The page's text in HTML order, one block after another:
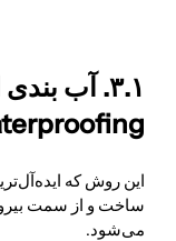
این روش که
ساخت و از سمت
می‌شود.